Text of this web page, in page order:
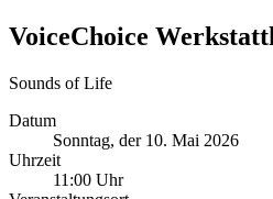
VoiceChoice
Sounds of Life
Datum
Sonntag, der 10. Mai 2026
Uhrzeit
11:00 Uhr